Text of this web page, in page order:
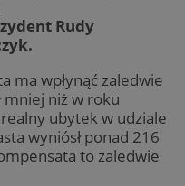
Rudy
ma wpłynąć zaledwie
mniej niż w roku
ubytek w udziale
wyniósł ponad 216
to zaledwie